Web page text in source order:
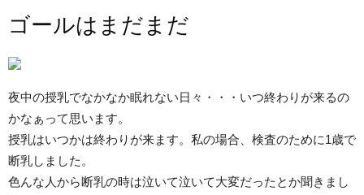
ゴールはまだまだ
夜中の授乳でなかなか眠れない日々・・・いつ終わりが来るの
かなぁって思います。
授乳はいつかは終わりが来ます。私の場合、検査のために1歳で
断乳しました。
色んな人から断乳の時は泣いて泣いて大変だったとか聞きまし